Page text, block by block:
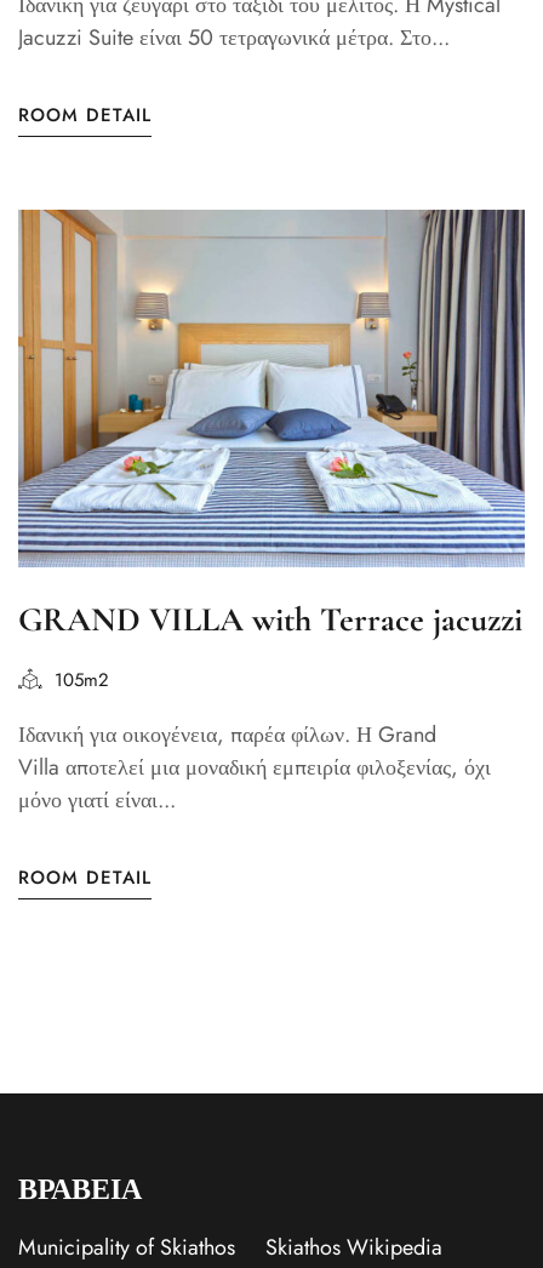
Jacuzzi Suite είναι 50 τετραγωνικά μέτρα. Στο...
ROOM DETAIL
GRAND VILLA with Terrace jacuzzi
105m2
Ιδανική για οικογένεια, παρέα φίλων. Η Grand
Villa αποτελεί μια μοναδική εμπειρία φιλοξενίας, όχι
μόνο γιατί είναι...
ROOM DETAIL
ΒΡΑΒΕΙΑ
Municipality of Skiathos Skiathos Wikipedia